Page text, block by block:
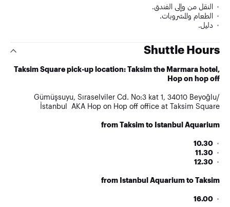
النقل من وإلى الفندق.
الطعام والمشروبات.
دليل.
Shuttle Hours
Taksim Square pick-up location: Taksim the Marmara hotel,
Hop on hop off
Gümüşsuyu, Sıraselviler Cd. No:3 kat 1, 34010 Beyoğlu/
İstanbul AKA Hop on Hop off office at Taksim Square
from Taksim to Istanbul Aquarium
10.30
11.30
12.30
from Istanbul Aquarium to Taksim
16.00